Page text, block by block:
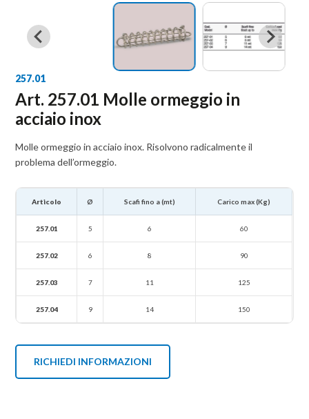
257.01
Art. 257.01 Molle ormeggio in
acciaio inox
Molle ormeggio in acciaio inox. Risolvono radicalmente il
problema dell’ormeggio.
Articolo Ø Scafi fino a (mt) Carico max (Kg)
257.01 5 6 60
257.02 6 8 90
257.03 7 11 125
257.04 9 14 150
RICHIEDI INFORMAZIONI